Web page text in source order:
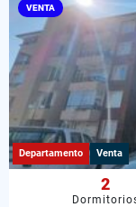
VENTA
Departamento Venta
2